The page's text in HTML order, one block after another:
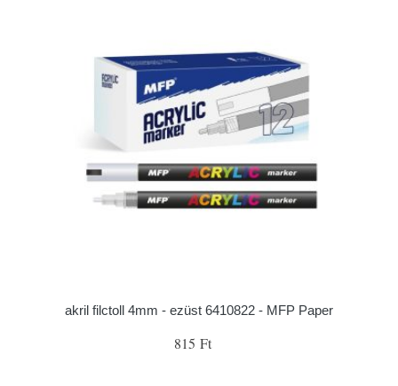
akril filctoll 4mm - ezüst 6410822 - MFP Paper
815 Ft